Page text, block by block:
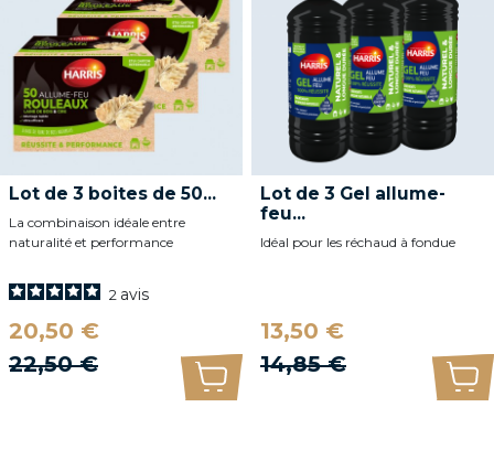
Lot de 3 boites de 50...
La combinaison idéale entre
naturalité et performance
2 avis
Prix
20,50 €
Prix de base
22,50 €
Ajouter au panier
Lot de 3 Gel allume-
feu...
Idéal pour les réchaud à fondue
Prix
13,50 €
Prix de base
14,85 €